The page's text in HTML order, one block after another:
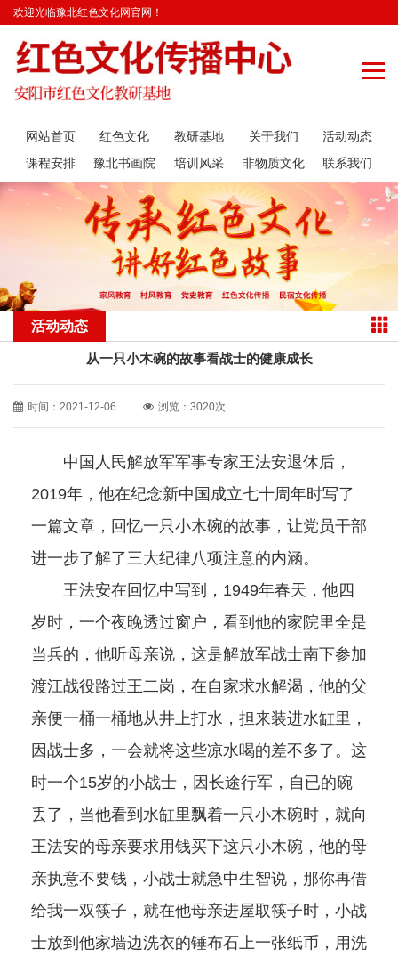
欢迎光临豫北红色文化网官网！
网站首页 红色文化 教研基地 关于我们
活动动态
课程安排
豫北书画院 培训风采
非物质文化
遗产传承
联系我们
活动动态
从一只小木碗的故事看战士的健康成长
时间：2021-12-06 浏览：3020次
中国人民解放军军事专家王法安退休后，
2019年，他在纪念新中国成立七十周年时写了
一篇文章，回忆一只小木碗的故事，让党员干部
进一步了解了三大纪律八项注意的内涵。
王法安在回忆中写到，1949年春天，他四
岁时，一个夜晚透过窗户，看到他的家院里全是
当兵的，他听母亲说，这是解放军战士南下参加
渡江战役路过王二岗，在自家求水解渴，他的父
亲便一桶一桶地从井上打水，担来装进水缸里，
因战士多，一会就将这些凉水喝的差不多了。这
时一个15岁的小战士，因长途行军，自已的碗
丢了，当他看到水缸里飘着一只小木碗时，就向
王法安的母亲要求用钱买下这只小木碗，他的母
亲执意不要钱，小战士就急中生智说，那你再借
给我一双筷子，就在他母亲进屋取筷子时，小战
士放到他家墙边洗衣的锤布石上一张纸币，用洗